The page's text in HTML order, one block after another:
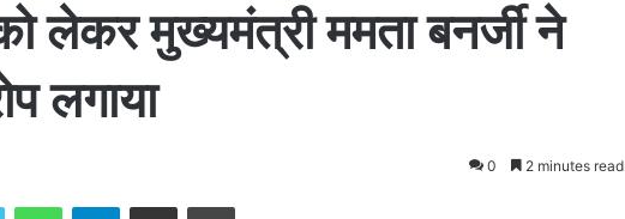
लेकर मुख्यमंत्री ममता बनर्जी ने
लगाया
0 2 minutes read
WhatsAppTelegramShare via Email Print